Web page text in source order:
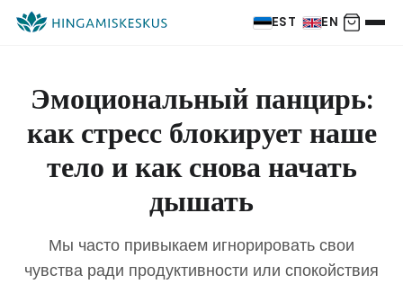
EST EN
Эмоциональный панцирь:
как стресс блокирует наше
тело и как снова начать
дышать
Мы часто привыкаем игнорировать свои
чувства ради продуктивности или спокойствия